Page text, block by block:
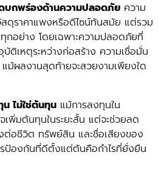
บกพร่องด้านความปลอดภัย ความ
สดุราคาแพงหรือดีไซน์ทันสมัย แต่รวม
ทุกอย่าง โดยเฉพาะความปลอดภัยที่
ติเหตุระหว่างก่อสร้าง ความเชื่อมั่น
ม้ผลงานสุดท้ายจะสวยงามเพียงใด
ไม่ใช่ต้นทุน แม้การลงทุนใน
พิ่มต้นทุนในระยะสั้น แต่จะช่วยลด
ต่อชีวิต ทรัพย์สิน และชื่อเสียงของ
ป้องกันที่ดีตั้งแต่ต้นคือกำไรที่ยั่งยืน